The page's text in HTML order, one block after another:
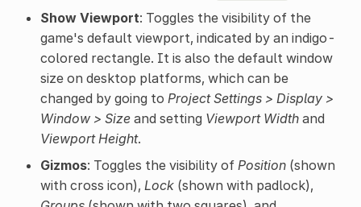
Show Viewport: Toggles the visibility of the
game's default viewport, indicated by an indigo-
colored rectangle. It is also the default window
size on desktop platforms, which can be
changed by going to Project Settings > Display >
Window > Sizeand setting Viewport Widthand
Viewport Height.
Gizmos: Toggles the visibility of Position(shown
with cross icon), Lock(shown with padlock),